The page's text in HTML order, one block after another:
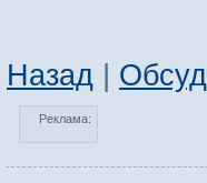
Назад |
Реклама: